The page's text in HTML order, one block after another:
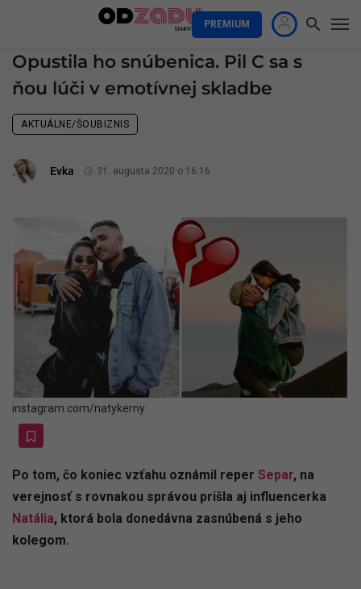
PREMIUM
Opustila ho snúbenica. Pil C sa s
ňou lúči v emotívnej skladbe
AKTUÁLNE/ŠOUBIZNIS
Evka 31. augusta 2020 o 16:16
instagram.com/natykerny
Po tom, čo koniec vzťahu oznámil reper Separ, na
verejnosť s rovnakou správou prišla aj influencerka
Natália, ktorá bola donedávna zasnúbená s jeho
kolegom.